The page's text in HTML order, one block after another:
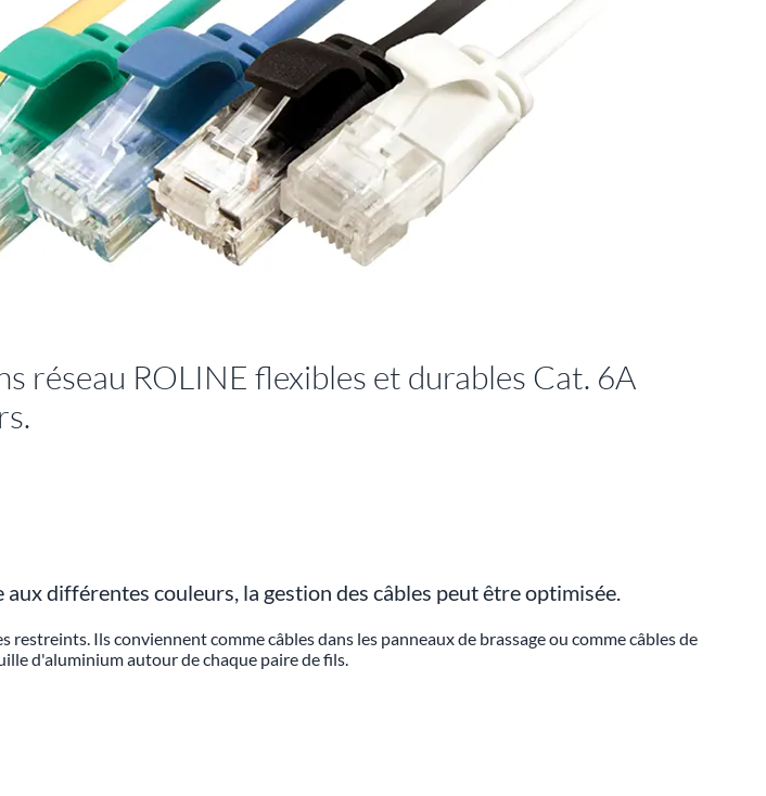
réseau ROLINE flexibles et durables Cat. 6A
différentes couleurs, la gestion des câbles peut être optimisée.
Ils conviennent comme câbles dans les panneaux de brassage ou comme câbles de
d'aluminium autour de chaque paire de fils.